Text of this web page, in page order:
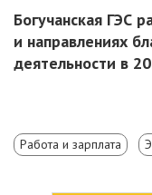
Богучанская ГЭС
и направлениях
деятельности в
Работа и зарплата